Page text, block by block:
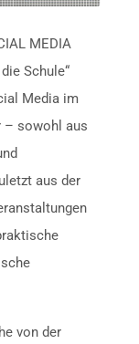
MEDIA
Schule“
Media im
– sowohl aus
aus der
von der